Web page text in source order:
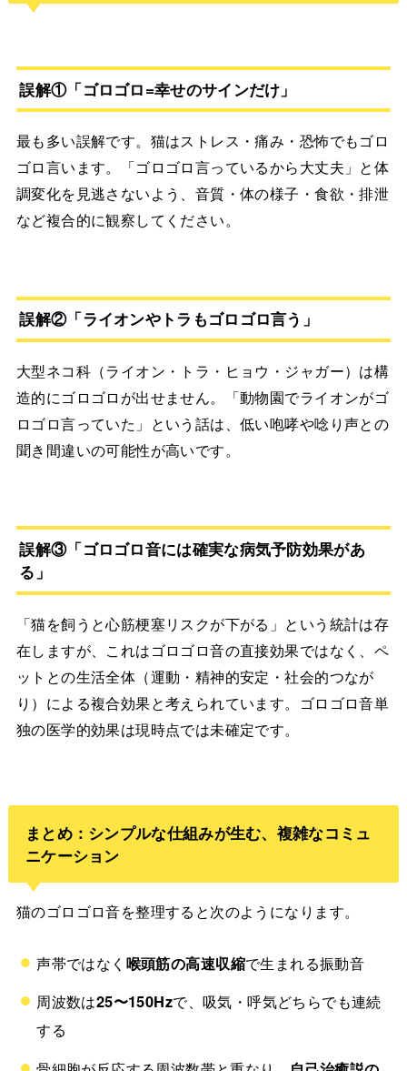
誤解①「ゴロゴロ=幸せのサインだけ」
最も多い誤解です。猫はストレス・痛み・恐怖でもゴロ
ゴロ言います。「ゴロゴロ言っているから大丈夫」と体
調変化を見逃さないよう、音質・体の様子・食欲・排泄
など複合的に観察してください。
誤解②「ライオンやトラもゴロゴロ言う」
大型ネコ科（ライオン・トラ・ヒョウ・ジャガー）は構
造的にゴロゴロが出せません。「動物園でライオンがゴ
ロゴロ言っていた」という話は、低い咆哮や唸り声との
聞き間違いの可能性が高いです。
誤解③「ゴロゴロ音には確実な病気予防効果があ
る」
「猫を飼うと心筋梗塞リスクが下がる」という統計は存
在しますが、これはゴロゴロ音の直接効果ではなく、ペ
ットとの生活全体（運動・精神的安定・社会的つなが
り）による複合効果と考えられています。ゴロゴロ音単
独の医学的効果は現時点では未確定です。
まとめ：シンプルな仕組みが生む、複雑なコミュ
ニケーション
猫のゴロゴロ音を整理すると次のようになります。
声帯ではなく 喉頭筋の高速収縮で生まれる振動音
周波数は25〜150Hzで、吸気・呼気どちらでも連続
する